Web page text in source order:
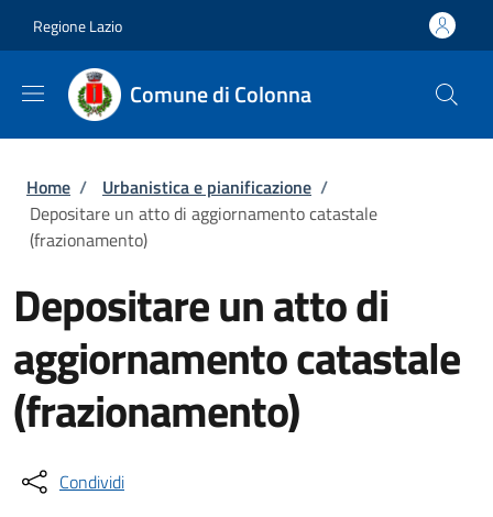
Regione Lazio
Comune di Colonna
Briciole di pane
Home / Urbanistica e pianificazione /
Depositare un atto di aggiornamento catastale
(frazionamento)
Depositare un atto di
aggiornamento catastale
(frazionamento)
Condividi